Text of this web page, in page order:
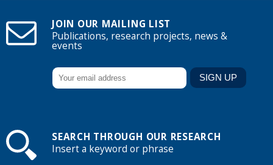
JOIN OUR MAILING LIST
Publications, research projects, news &
events
SEARCH THROUGH OUR RESEARCH
Insert a keyword or phrase